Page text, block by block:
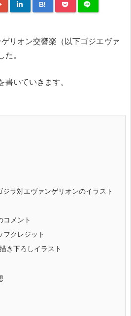
B!
リオン交響楽（以下ゴジエヴァ
。
いていきます。
ラ対エヴァンゲリオンのイラスト
メント
クレジット
き下ろしイラスト